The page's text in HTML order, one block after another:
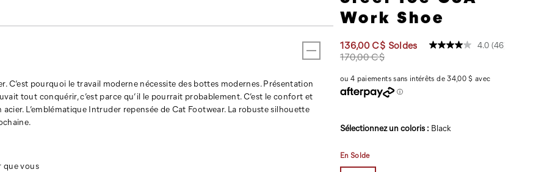
csa-
work-
Work Shoe
Prix
soldé
136,00 C$ Soldes
Prix
:
170,00 C$
08-
07T06:47:52.537Z
08-
07T06:47:52.537Z
OutOfStock
4.0 Lire
(46)
Variations
Sélectionnez un coloris: Black
En Solde
C’est pourquoi le travail moderne nécessite des bottes modernes. Présentation
tout conquérir, c’est parce qu’il le pourrait probablement. C’est le confort et
L’emblématique Intruder repensée de Cat Footwear. La robuste silhouette
que vous